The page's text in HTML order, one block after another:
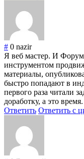
# 0 nazir
Я веб мастер. И
инструментом
материалы,
быстро попадают в
первого раза читали
доработку, а это время.
Ответить Ответить с